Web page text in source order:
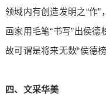
领域内有创造发明之“作
画家用毛笔“书写”出侯德
故可谓是将来无数“侯德榜
四、文采华美